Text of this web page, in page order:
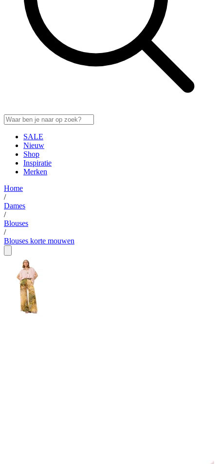
SALE
Nieuw
Shop
Inspiratie
Merken
Home
/
Dames
/
Blouses
/
Blouses korte mouwen